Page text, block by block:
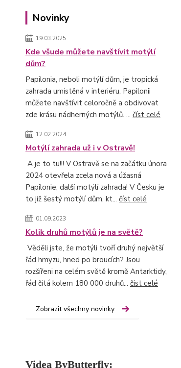
Novinky
19.03.2025
Kde všude můžete navštívit motýlí
dům?
Papilonia, neboli motýlí dům, je tropická
zahrada umístěná v interiéru. Papilonii
můžete navštívit celoročně a obdivovat
zde krásu nádherných motýlů. ... číst celé
12.02.2024
Motýlí zahrada už i v Ostravě!
A je to tu!!! V Ostravě se na začátku února
2024 otevřela zcela nová a úžasná
Papilonie, další motýlí zahrada! V Česku je
to již šestý motýlí dům, kt... číst celé
01.09.2023
Kolik druhů motýlů je na světě?
Věděli jste, že motýli tvoří druhý největší
řád hmyzu, hned po broucích? Jsou
rozšířeni na celém světě kromě Antarktidy,
řád čítá kolem 180 000 druhů... číst celé
Zobrazit všechny novinky
Videa ByButterfly: